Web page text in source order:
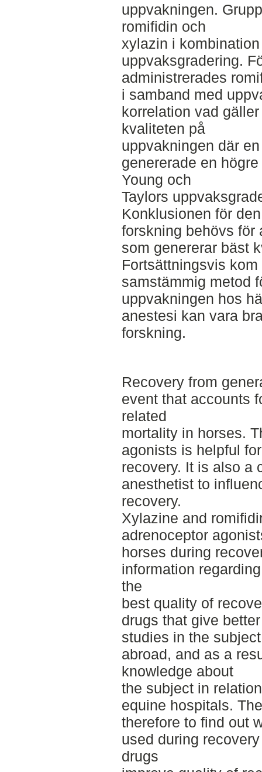
uppvakningen.
romifidin och
xylazin i
uppvaksgradering.
administrerades
i samband med
korrelation vad
kvaliteten på
uppvakningen där
genererade en
Young och
Taylors
Konklusionen för
forskning behövs för
som genererar bäst
Fortsättningsvis
samstämmig metod
uppvakningen hos
anestesi kan vara
forskning.
Recovery from
event that accounts
related
mortality in horses.
agonists is helpful
recovery. It is also a
anesthetist to
recovery.
Xylazine and
adrenoceptor
horses during
information
the
best quality of
drugs that give
studies in the
abroad, and as a
knowledge about
the subject in
equine hospitals.
therefore to find out
used during
drugs